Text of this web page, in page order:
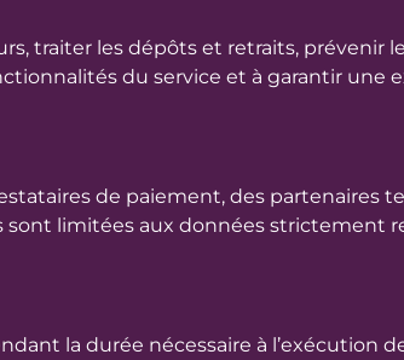
traiter les dépôts et retraits, prévenir
du service et à garantir une
de paiement, des partenaires
limitées aux données strictement
la durée nécessaire à l’exécution